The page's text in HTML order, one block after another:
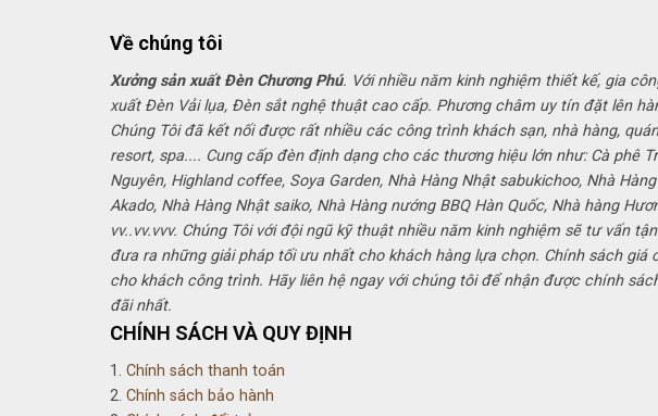
Về chúng tôi
Xưởng sản xuất Đèn Chương Phú. Với nhiều năm kinh nghiệm thiết kế, gia
xuất Đèn Vải lụa, Đèn sắt nghệ thuật cao cấp. Phương châm uy tín đặt lên
Chúng Tôi đã kết nối được rất nhiều các công trình khách sạn, nhà hàng,
resort, spa.... Cung cấp đèn định dạng cho các thương hiệu lớn như: Cà phê
Nguyên, Highland coffee, Soya Garden, Nhà Hàng Nhật sabukichoo, Nhà
Akado, Nhà Hàng Nhật saiko, Nhà Hàng nướng BBQ Hàn Quốc, Nhà hàng
vv..vv.vvv. Chúng Tôi với đội ngũ kỹ thuật nhiều năm kinh nghiệm sẽ tư vấn
đưa ra những giải pháp tối ưu nhất cho khách hàng lựa chọn. Chính sách giá
cho khách công trình. Hãy liên hệ ngay với chúng tôi để nhận được chính
đãi nhất.
CHÍNH SÁCH VÀ QUY ĐỊNH
1. Chính sách thanh toán
2. Chính sách bảo hành